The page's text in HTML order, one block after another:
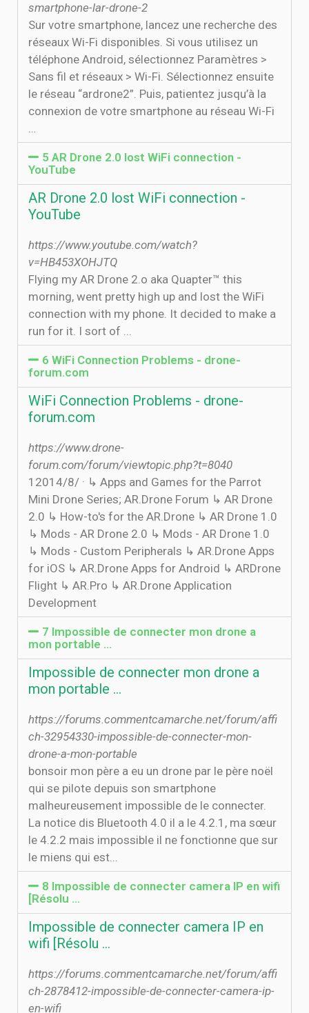
smartphone-lar-drone-2
Sur votre smartphone, lancez une recherche des
réseaux Wi-Fi disponibles. Si vous utilisez un
téléphone Android, sélectionnez Paramètres >
Sans fil et réseaux > Wi-Fi. Sélectionnez ensuite
le réseau “ardrone2”. Puis, patientez jusqu’à la
connexion de votre smartphone au réseau Wi-Fi
…
5 AR Drone 2.0 lost WiFi connection -
YouTube
AR Drone 2.0 lost WiFi connection -
YouTube
https://www.youtube.com/watch?
v=HB453XOHJTQ
Flying my AR Drone 2.o aka Quapter™ this
morning, went pretty high up and lost the WiFi
connection with my phone. It decided to make a
run for it. I sort of ...
6 WiFi Connection Problems - drone-
forum.com
WiFi Connection Problems - drone-
forum.com
https://www.drone-
forum.com/forum/viewtopic.php?t=8040
1‏‏/8‏‏/2014 · ↳ Apps and Games for the Parrot
Mini Drone Series; AR.Drone Forum ↳ AR Drone
2.0 ↳ How-to's for the AR.Drone ↳ AR Drone 1.0
↳ Mods - AR Drone 2.0 ↳ Mods - AR Drone 1.0
↳ Mods - Custom Peripherals ↳ AR.Drone Apps
for iOS ↳ AR.Drone Apps for Android ↳ ARDrone
Flight ↳ AR.Pro ↳ AR.Drone Application
Development
7 Impossible de connecter mon drone a
mon portable …
Impossible de connecter mon drone a
mon portable …
https://forums.commentcamarche.net/forum/affi
ch-32954330-impossible-de-connecter-mon-
drone-a-mon-portable
bonsoir mon père a eu un drone par le père noël
qui se pilote depuis son smartphone
malheureusement impossible de le connecter.
La notice dis Bluetooth 4.0 il a le 4.2.1, ma sœur
le 4.2.2 mais impossible il ne fonctionne que sur
le miens qui est...
8 Impossible de connecter camera IP en wifi
[Résolu ...
Impossible de connecter camera IP en
wifi [Résolu ...
https://forums.commentcamarche.net/forum/affi
ch-2878412-impossible-de-connecter-camera-ip-
en-wifi